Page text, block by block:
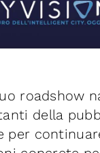
roadshow
della